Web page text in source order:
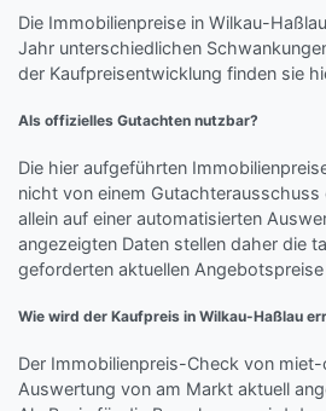
Die Immobilienpreise in Wilkau-
Jahr unterschiedlichen
der Kaufpreisentwicklung finden sie
Als offizielles Gutachten nutzbar?
Die hier aufgeführten
nicht von einem
allein auf einer automatisierten
angezeigten Daten stellen daher die
geforderten aktuellen Angebotspreise
Wie wird der Kaufpreis in Wilkau-Haßlau
Der Immobilienpreis-Check von
Auswertung von am Markt aktuell